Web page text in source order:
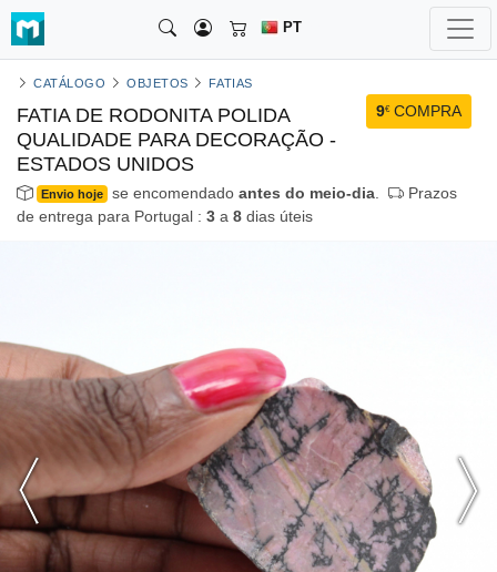
PT
CATÁLOGO OBJETOS FATIAS
9€ COMPRA
FATIA DE RODONITA POLIDA
QUALIDADE PARA DECORAÇÃO -
ESTADOS UNIDOS
Envio hoje se encomendadoantes do meio-dia .
Prazos
de entrega para Portugal : 3 a 8 dias úteis